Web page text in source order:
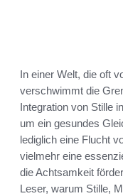
In einer Welt, die oft
verschwimmt die
Integration von Stille
um ein gesundes
lediglich eine Flucht
vielmehr eine
die Achtsamkeit
Leser, warum Stille,